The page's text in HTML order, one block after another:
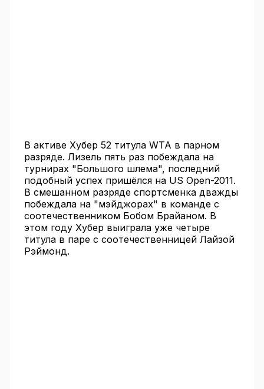
В активе Хубер 52 титула WTA в парном
разряде. Лизель пять раз побеждала на
турнирах "Большого шлема", последний
подобный успех пришёлся на US Open-2011.
В смешанном разряде спортсменка дважды
побеждала на "мэйджорах" в команде с
соотечественником Бобом Брайаном. В
этом году Хубер выиграла уже четыре
титула в паре с соотечественницей Лайзой
Рэймонд.